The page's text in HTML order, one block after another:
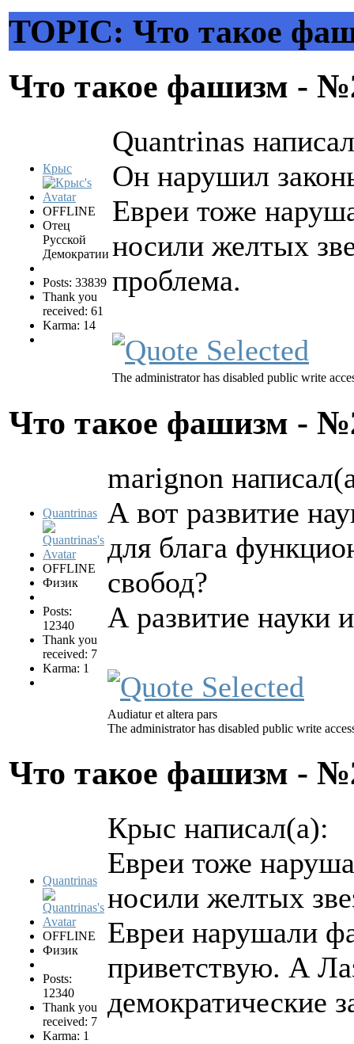
TOPIC: Что такое
Что такое фашизм -
Крыс
OFFLINE
Отец
Русской
Демократии
Posts: 33839
Thank you
received: 61
Karma: 14
Quantrinas
Он нарушил
Евреи тоже
носили желтых
проблема.
The administrator has disabled public write
Что такое фашизм -
Quantrinas
OFFLINE
Физик
Posts:
12340
Thank you
received: 7
Karma: 1
marignon
А вот развитие
для блага
свобод?
А развитие науки
Audiatur et altera pars
The administrator has disabled public write
Что такое фашизм -
Quantrinas
OFFLINE
Физик
Posts:
12340
Thank you
received: 7
Karma: 1
Крыс написал(а):
Евреи тоже
носили желтых
Евреи нарушали
приветствую. А
демократические